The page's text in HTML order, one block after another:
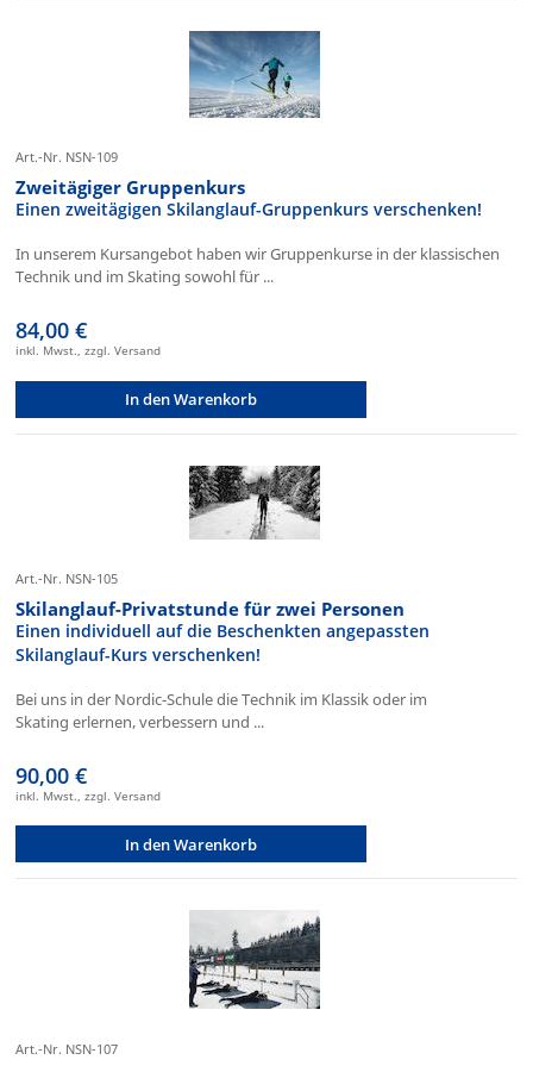
Art.-Nr. NSN-109
Zweitägiger Gruppenkurs
Einen zweitägigen Skilanglauf-Gruppenkurs verschenken!
In unserem Kursangebot haben wir Gruppenkurse in der klassischen
Technik und im Skating sowohl für ...
84,00 €
inkl. Mwst., zzgl. Versand
In den Warenkorb
Art.-Nr. NSN-105
Skilanglauf-Privatstunde für zwei Personen
Einen individuell auf die Beschenkten angepassten
Skilanglauf-Kurs verschenken!
Bei uns in der Nordic-Schule die Technik im Klassik oder im
Skating erlernen, verbessern und ...
90,00 €
inkl. Mwst., zzgl. Versand
In den Warenkorb
Art.-Nr. NSN-107